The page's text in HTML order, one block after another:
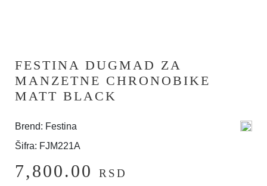
FESTINA DUGMAD ZA
MANZETNE CHRONOBIKE
MATT BLACK
Brend: Festina
Šifra: FJM221A
7,800.00 RSD